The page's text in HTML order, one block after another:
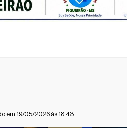
em 19/05/2026 às 18:43